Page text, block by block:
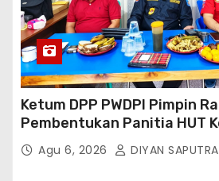
Ketum DPP PWDPI Pimpin
Pembentukan Panitia HUT
Susunan Dan Rangkaian
Agu 6, 2026 DIYAN SAPUTRA